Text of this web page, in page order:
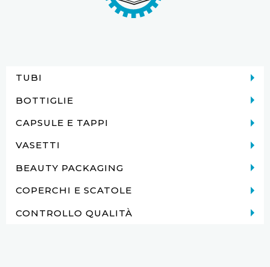
TUBI
BOTTIGLIE
CAPSULE E TAPPI
VASETTI
BEAUTY PACKAGING
COPERCHI E SCATOLE
CONTROLLO QUALITÀ